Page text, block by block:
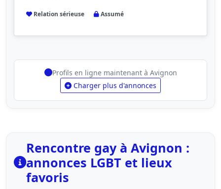
Relation sérieuse Assumé
Profils en ligne maintenant à Avignon
Charger plus d'annonces
Rencontre gay à Avignon :
annonces LGBT et lieux
favoris